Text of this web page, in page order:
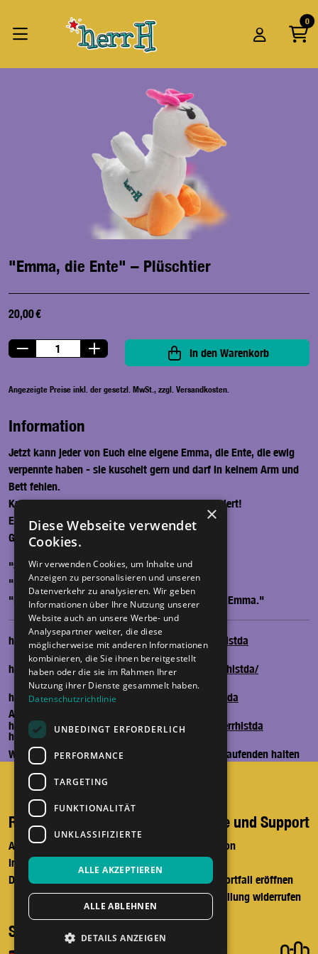
0
Produkte
"Emma, die Ente" – Plüschtier
"Emma, die Ente" – Plüschtier
20,00 €
In den Warenkorb
Angezeigte Preise inkl. der gesetzl. MwSt., zzgl. Versandkosten.
Information
Jetzt kann jeder von Euch eine eigene Emma, die Ente, die ewig
verpennte haben - sie kuschelt gern und darf in keinem Arm und
Bett fehlen.
Kuscheln, schmusen & lieb haben vorprogrammiert!
Exklusiv bei herrH erhältlich.
Größe ca. 22 cm.
"Schlaf gut Emma! Ich hab dich lieb"
"Das ist meine Emma!!!"
"Ich schmuse jeden Abend mit Mama, Papa und Emma."
herrH auf Facebook –www.facebook.com/herrHistda
herrH auf Instagram –www.instagram.com/herrhistda/
herrH auf YouTube –www.youtube.com/herrHistda
herrH auf TikTok –https://www.tiktok.com/@herrhistda
Wir würden uns freuen, wenn wir dich auf dem Laufenden halten
dürfen - melde dich ganz einfach hier zum
Anbieter*in
herrH | Merchandise
Recht und Ordnung
AGB
Impressum
Datenschutz
Hilfe und Support
Telefon
Mail
Supportfall eröffnen
Bestellung widerrufen
Sprache
×
Diese Webseite verwendet
Cookies.
Wir verwenden Cookies, um Inhalte und
Anzeigen zu personalisieren und unseren
Datenverkehr zu analysieren. Wir geben
Informationen über Ihre Nutzung unserer
Website auch an unsere Werbe- und
Analysepartner weiter, die diese
möglicherweise mit anderen Informationen
kombinieren, die Sie ihnen bereitgestellt
haben oder die sie im Rahmen Ihrer
Nutzung ihrer Dienste gesammelt haben.
Datenschutzrichtlinie
UNBEDINGT ERFORDERLICH
PERFORMANCE
TARGETING
FUNKTIONALITÄT
UNKLASSIFIZIERTE
ALLE AKZEPTIEREN
ALLE ABLEHNEN
DETAILS ANZEIGEN